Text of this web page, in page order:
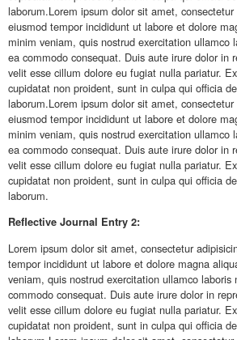
laborum.Lorem ipsum dolor sit amet,
eiusmod tempor incididunt ut labore et dolore
minim veniam, quis nostrud exercitation ullamco
ea commodo consequat. Duis aute irure dolor in
velit esse cillum dolore eu fugiat nulla pariatur.
cupidatat non proident, sunt in culpa qui officia
laborum.Lorem ipsum dolor sit amet,
eiusmod tempor incididunt ut labore et dolore
minim veniam, quis nostrud exercitation ullamco
ea commodo consequat. Duis aute irure dolor in
velit esse cillum dolore eu fugiat nulla pariatur.
cupidatat non proident, sunt in culpa qui officia
laborum.
Reflective Journal Entry 2:
Lorem ipsum dolor sit amet, consectetur
tempor incididunt ut labore et dolore magna
veniam, quis nostrud exercitation ullamco laboris
commodo consequat. Duis aute irure dolor in
velit esse cillum dolore eu fugiat nulla pariatur.
cupidatat non proident, sunt in culpa qui officia